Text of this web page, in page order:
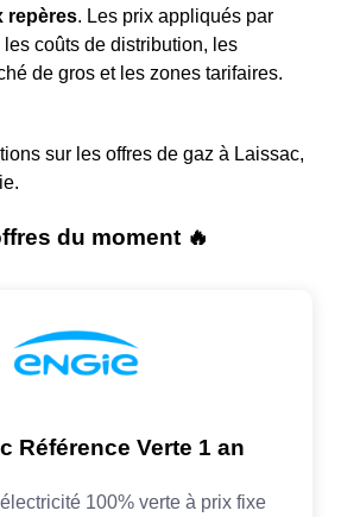
repères. Les prix appliqués par
coûts de distribution, les
de gros et les zones tarifaires.
sur les offres de gaz à Laissac,